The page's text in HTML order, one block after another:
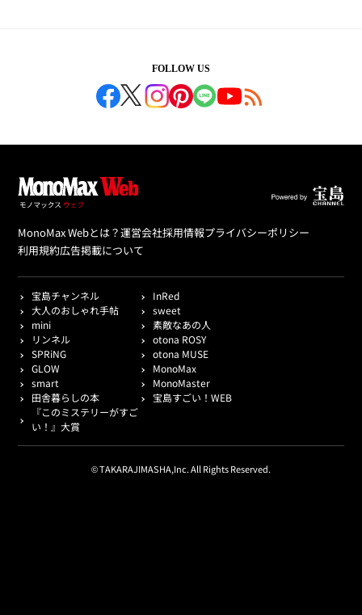
FOLLOW US
MonoMax Webとは？運営会社採用情報プライバシーポリシー
利用規約広告掲載について
宝島チャンネル
InRed
大人のおしゃれ手帖
sweet
mini
素敵なあの人
リンネル
otona ROSY
SPRiNG
otona MUSE
GLOW
MonoMax
smart
MonoMaster
田舎暮らしの本
宝島すごい！WEB
『このミステリーがすご
い！』大賞
© TAKARAJIMASHA,Inc. All Rights Reserved.